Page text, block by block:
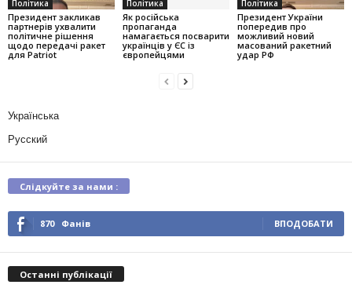
Політика
Президент закликав
партнерів ухвалити
політичне рішення
щодо передачі ракет
для Patriot
Політика
Як російська
пропаганда
намагається посварити
українців у ЄС із
європейцями
Політика
Президент України
попередив про
можливий новий
масований ракетний
удар РФ
Українська
Русский
Слідкуйте за нами :
870 Фанів ВПОДОБАТИ
Останні публікації